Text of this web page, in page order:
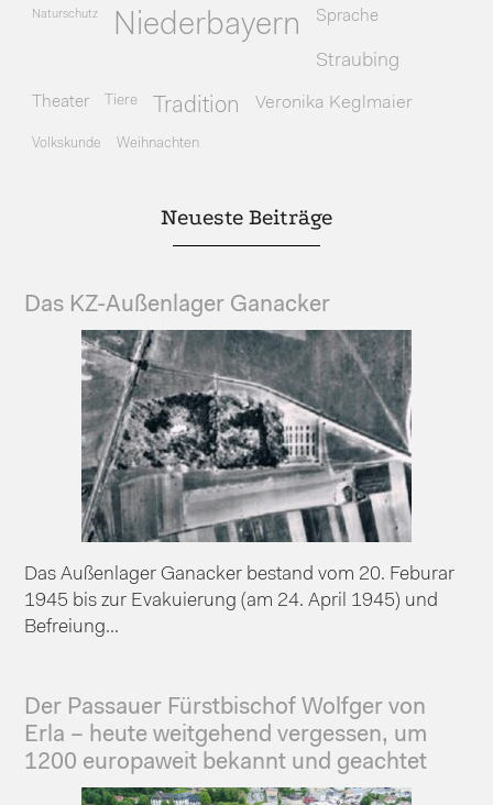
Naturschutz Niederbayern Sprache
Straubing
Theater Tiere Tradition Veronika Keglmaier
Volkskunde Weihnachten
Neueste Beiträge
Das KZ-Außenlager Ganacker
Das Außenlager Ganacker bestand vom 20. Feburar
1945 bis zur Evakuierung (am 24. April 1945) und
Befreiung...
Der Passauer Fürstbischof Wolfger von
Erla – heute weitgehend vergessen, um
1200 europaweit bekannt und geachtet